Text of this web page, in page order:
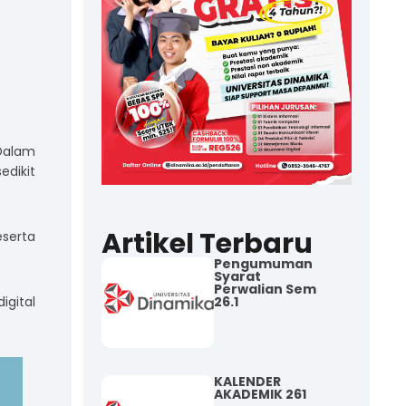
Artikel Terbaru
Pengumuman
Syarat
Perwalian Sem
26.1
KALENDER
AKADEMIK 261